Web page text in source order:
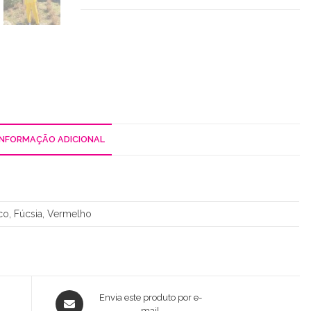
ADICIONAL
Fúcsia, Vermelho
Opens
Envia este produto por e-